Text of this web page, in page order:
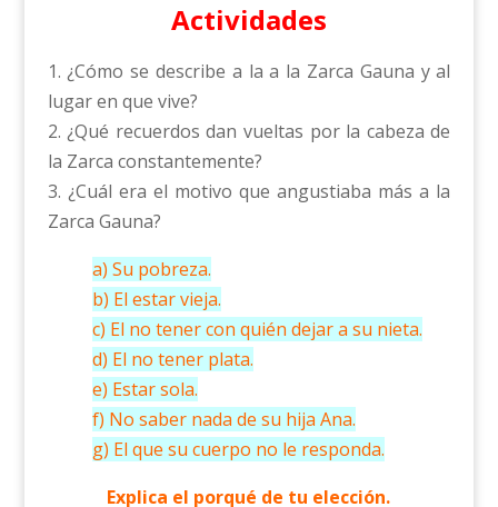
Actividades
1. ¿Cómo se describe a la a la Zarca Gauna y al
lugar en que vive?
2. ¿Qué recuerdos dan vueltas por la cabeza de
la Zarca constantemente?
3. ¿Cuál era el motivo que angustiaba más a la
Zarca Gauna?
a) Su pobreza.
b) El estar vieja.
c) El no tener con quién dejar a su nieta.
d) El no tener plata.
e) Estar sola.
f) No saber nada de su hija Ana.
g) El que su cuerpo no le responda.
Explica el porqué de tu elección.